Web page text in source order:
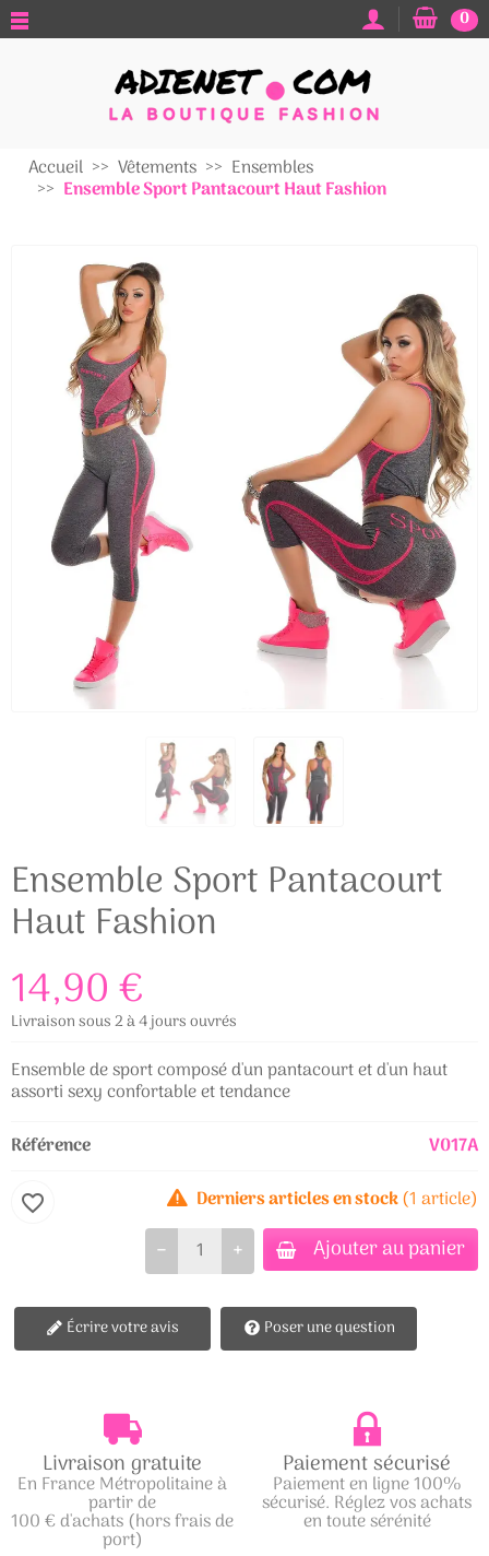
0
Accueil Vêtements Ensembles
Ensemble Sport Pantacourt Haut Fashion
Ensemble Sport Pantacourt
Haut Fashion
14,90 €
Livraison sous 2 à 4 jours ouvrés
Ensemble de sport composé d'un pantacourt et d'un haut
assorti sexy confortable et tendance
Référence
V017A
Derniers articles en stock(1 article)
+
− Ajouter au panier
favorite_border
Écrire votre avis Poser une question
Livraison gratuite
En France Métropolitaine à
partir de
100 € d'achats (hors frais de
port)
Paiement sécurisé
Paiement en ligne 100%
sécurisé. Réglez vos achats
en toute sérénité